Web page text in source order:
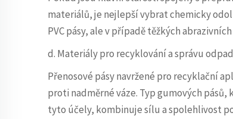
materiálů, je nejlepší vybrat chemicky
PVC pásy, ale v případě těžkých
d. Materiály pro recyklování a správu
Přenosové pásy navržené pro recyklační
proti nadměrné váze. Typ gumových
tyto účely, kombinuje sílu a spolehlivost